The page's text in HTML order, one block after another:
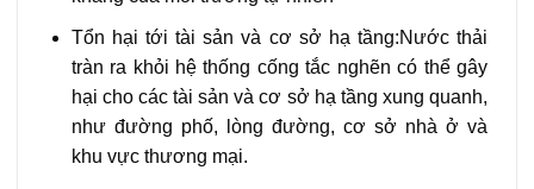
Tổn hại tới tài sản và cơ sở hạ tầng:Nước thải
tràn ra khỏi hệ thống cống tắc nghẽn có thể gây
hại cho các tài sản và cơ sở hạ tầng xung quanh,
như đường phố, lòng đường, cơ sở nhà ở và
khu vực thương mại.